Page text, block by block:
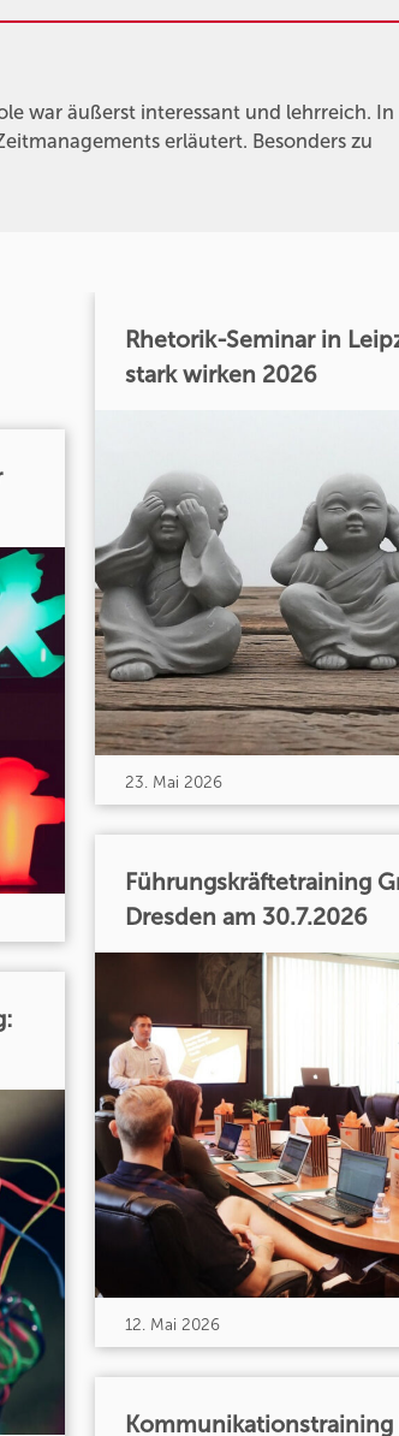
war äußerst interessant und lehrreich. In
erläutert. Besonders zu
Rhetorik-Seminar in
stark wirken 2026
23. Mai 2026
Führungskräftetraining
Dresden am 30.7.2026
12. Mai 2026
Kommunikationstraining